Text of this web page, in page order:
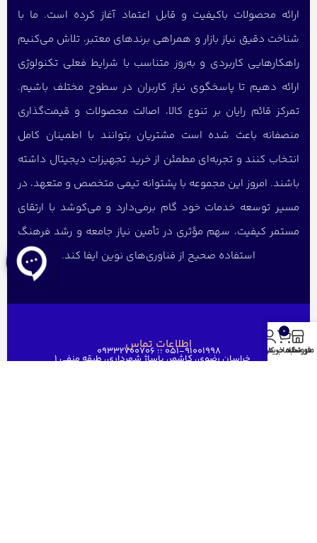
ارائه محصولات باکیفیت و قابل اعتماد آغاز کرده است. ما با
شناخت دقیق نیاز بازار و همراهی برندهای معتبر، تلاش می‌کنیم
راهکارهایی کاربردی و به‌روز متناسب با شرایط فعلی تکنولوژی
ارائه دهیم تا پاسخگوی نیاز کاربران در سطوح مختلف باشیم.
تمرکز قائم رایان بر تنوع کالا، اصالت محصولات و قیمت‌گذاری
منصفانه باعث شده است مشتریان بتوانند با اطمینان کامل
انتخاب کنند و تجربه‌ای مطمئن از خرید تجهیزات دیجیتال داشته
باشند. امروز این مجموعه با پشتوانه تیمی متخصص و متعهد، در
مسیر توسعه خدمات خود گام برمی‌دارد و می‌کوشد با ارتقای
مستمر کیفیت، سهم مؤثری در تأمین نیاز جامعه و رشد فرهنگ
استفاده صحیح از فناوری‌های نوین ایفا کند.
اطلاعات تماس051-91001998 ؛؛ 09332700706
خراسان رضوی، کاشمر، پاساژ شهرداری، طبقه منفی ۱
منوفروشگاه
0
سبد خرید
حساب کاربری من